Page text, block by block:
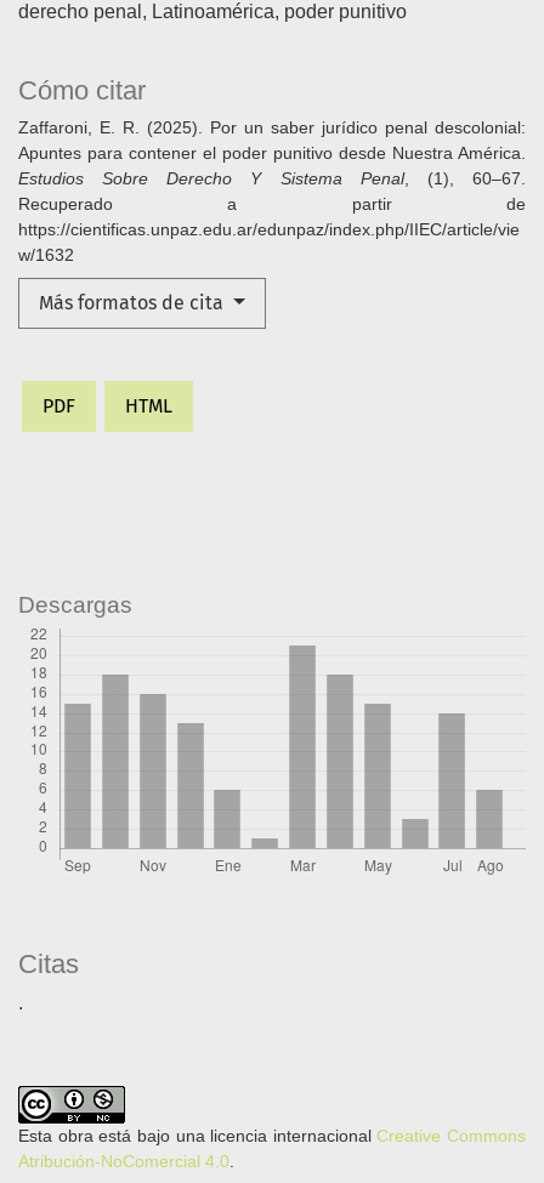
PDF HTML
derecho penal Latinoamérica poder punitivo
Cómo citar
Zaffaroni, E. R. (2025). Por un saber jurídico penal descolonial:
Apuntes para contener el poder punitivo desde Nuestra América.
Estudios Sobre Derecho Y Sistema Penal, (1), 60–67.
Recuperado a partir de
https://cientificas.unpaz.edu.ar/edunpaz/index.php/IIEC/article/vie
w/1632
Más formatos de cita
Descargas
Citas
.
Esta obra está bajo una licencia internacionalCreative Commons
Atribución-NoComercial 4.0.